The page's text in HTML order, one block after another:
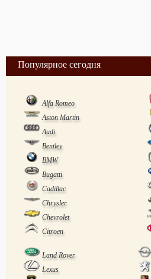
Популярное сегодня
Alfa Romeo
Aston Martin
Audi
Bentley
BMW
Bugatti
Cadillac
Chrysler
Chevrolet
Citroen
Land Rover
Lexus